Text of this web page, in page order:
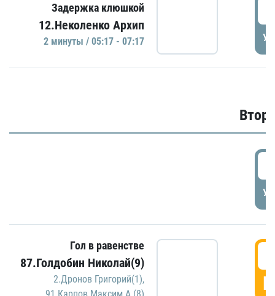
Задержка клюшкой
12.Неколенко Архип
2 минуты / 05:17 - 07:17
Гол в равенстве
87.Голдобин Николай(9)
2.Дронов Григорий(1),